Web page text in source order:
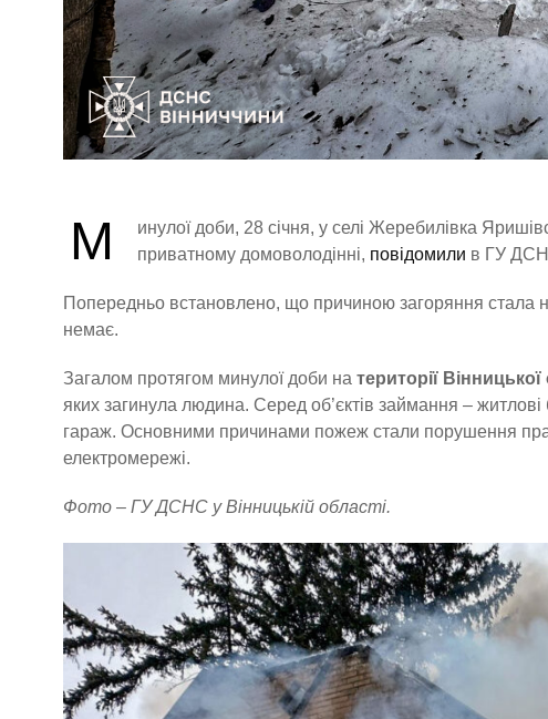
М
инулої доби, 28 січня, у селі Жеребилівка
приватному домоволодінні, повідомили в ГУ
Попередньо встановлено, що причиною загоряння стала
немає.
Загалом протягом минулої доби на території Вінницької
яких загинула людина. Серед об’єктів займання –
гараж. Основними причинами пожеж стали порушення
електромережі.
Фото – ГУ ДСНС у Вінницькій області.